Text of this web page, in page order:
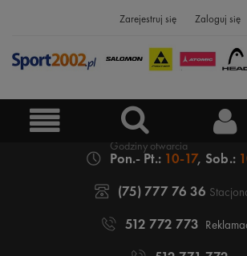
Zarejestruj się Zaloguj się
Pon.- Pt.: 10-17, Sob.:
(75) 777 76 36
512 772 773